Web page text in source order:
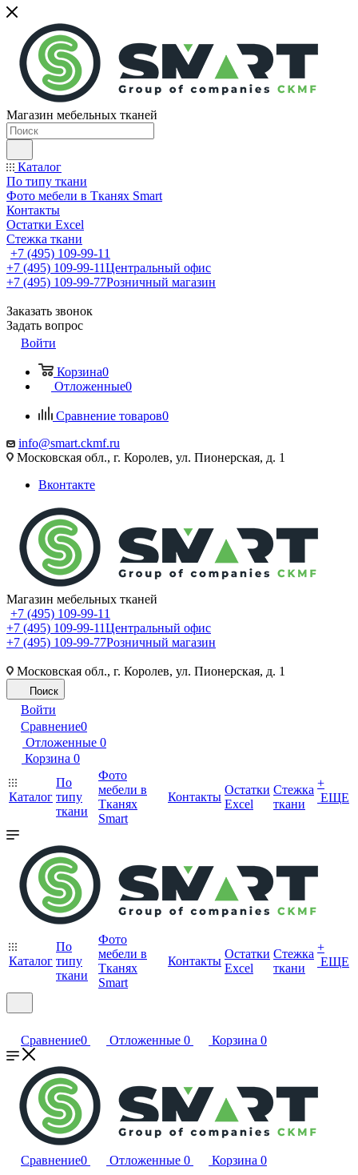
Магазин мебельных тканей
Каталог
По типу ткани
Фото мебели в Тканях Smart
Контакты
Остатки Excel
Стежка ткани
+7 (495) 109-99-11
+7 (495) 109-99-11Центральный офис
+7 (495) 109-99-77Розничный магазин
Заказать звонок
Задать вопрос
Войти
Корзина0
Отложенные0
Сравнение товаров0
info@smart.ckmf.ru
Московская обл., г. Королев, ул. Пионерская, д. 1
Вконтакте
Магазин мебельных тканей
+7 (495) 109-99-11
+7 (495) 109-99-11Центральный офис
+7 (495) 109-99-77Розничный магазин
Московская обл., г. Королев, ул. Пионерская, д. 1
Поиск
Войти
Сравнение0
Отложенные 0
Корзина 0
Каталог
По
типу
ткани
Фото
мебели в
Тканях
Smart
Контакты
Остатки
Excel
Стежка
ткани
+
ЕЩЕ
Каталог
По
типу
ткани
Фото
мебели в
Тканях
Smart
Контакты
Остатки
Excel
Стежка
ткани
+
ЕЩЕ
Сравнение0 Отложенные 0 Корзина 0
Сравнение0 Отложенные 0 Корзина 0